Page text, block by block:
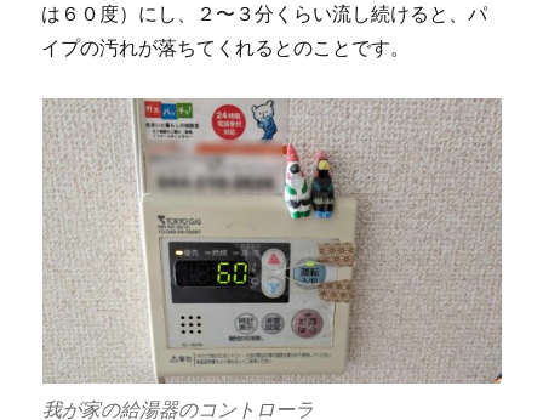
は６０度）にし、２〜３分くらい流し続けると、パ
イプの汚れが落ちてくれるとのことです。
我が家の給湯器のコントローラ